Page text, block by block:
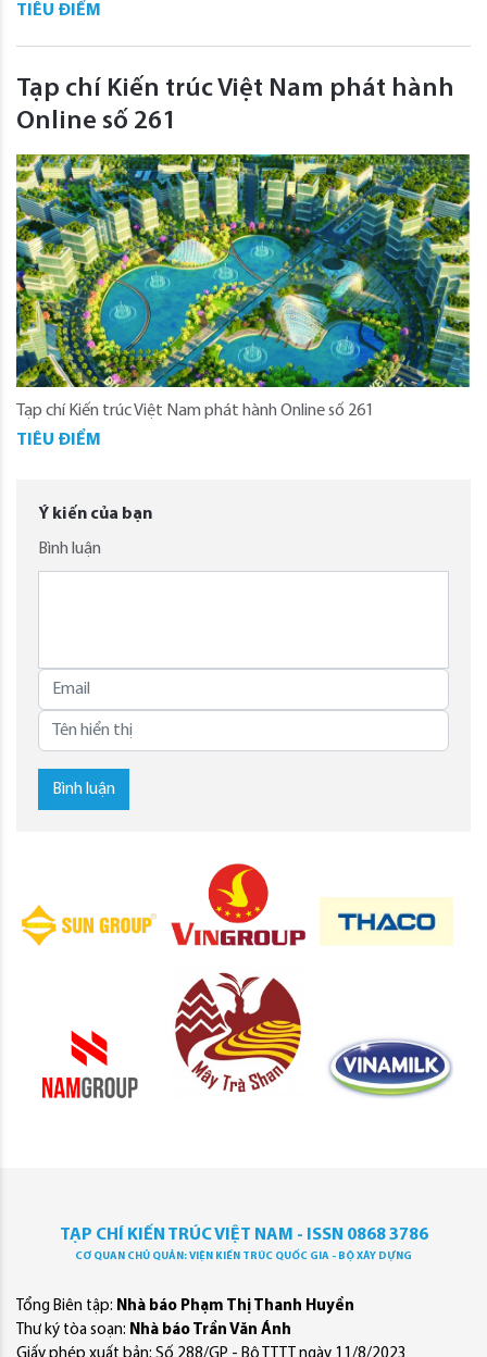
TIÊU ĐIỂM
Tạp chí Kiến trúc Việt Nam phát hành
Online số 261
Tạp chí Kiến trúc Việt Nam phát hành Online số 261
TIÊU ĐIỂM
Ý kiến của bạn
Bình luận
Bình luận
TẠP CHÍ KIẾN TRÚC VIỆT NAM - ISSN 0868 3786
CƠ QUAN CHỦ QUẢN: VIỆN KIẾN TRÚC QUỐC GIA - BỘ XÂY DỰNG
Tổng Biên tập: Nhà báo Phạm Thị Thanh Huyền
Thư ký tòa soạn: Nhà báo Trần Văn Ánh